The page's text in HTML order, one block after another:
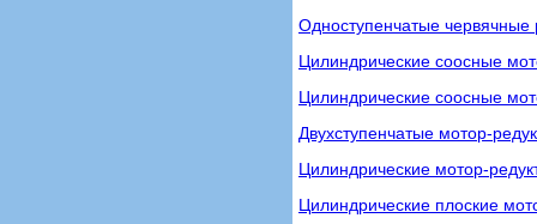
Одноступенчатые
Цилиндрические соосные
Цилиндрические соосные
Двухступенчатые мотор-
Цилиндрические мотор-
Цилиндрические плоские